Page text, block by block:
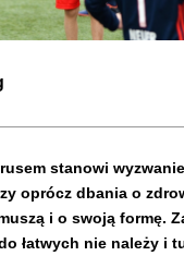
stanowi
oprócz dbania o
i o swoją formę.
łatwych nie należy i